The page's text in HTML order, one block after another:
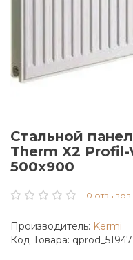
Стальной
Therm X2 Profil-
500x900
0 отзывов
Производитель: Kermi
Код Товара: qprod_51947